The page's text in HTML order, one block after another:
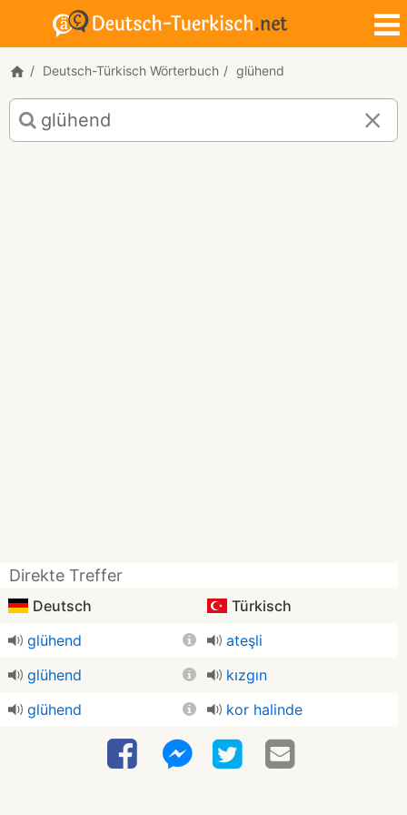
Deutsch-Türkisch Wörterbuch glühend
Deutsch-
Türkisch
Übersetzung
Direkte Treffer
Deutsch
Türkisch
glühend
ateşli
glühend
kızgın
glühend
kor halinde